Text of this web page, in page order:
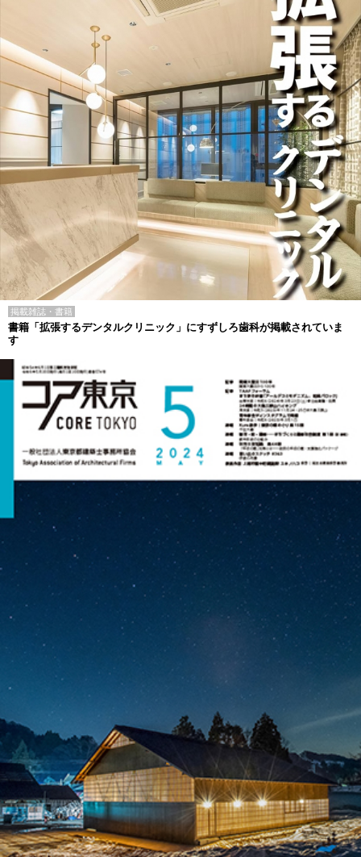
掲載雑誌・書籍
書籍「拡張するデンタルクリニック」にすずしろ歯科が掲載されていま
す